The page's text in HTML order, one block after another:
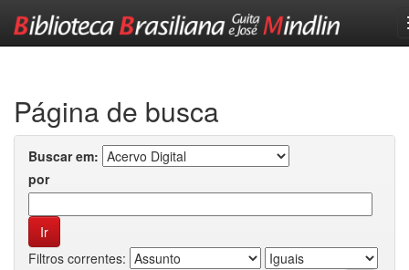
Página de busca
Buscar em:
por
Filtros correntes: